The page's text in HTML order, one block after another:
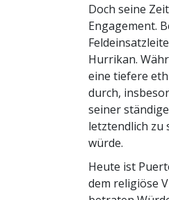
Doch seine
Engagement.
Hurrikan.
eine tiefere
durch,
seiner
letztendlich zu
würde.
Heute ist
dem religiöse